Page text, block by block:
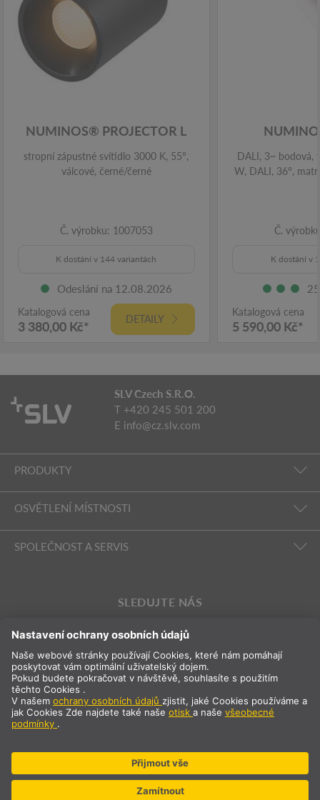
NUMINOS® PROJECTOR L
stropní zápustné svítidlo 3000 K, 55°,
válcové, černé/černé
Č. výrobku: 1007053
K dostání v 144 variantách
Odeslání na 12.08.2026
Katalogová cena
3 380,00 Kč* DETAILY
DALI, 3~ bodová,
W, DALI, 36°,
Č.
K dostání v
Katalogová cena
5 590,00 Kč*
SLV Czech S.R.O.
T +420 245 501 200
E info@cz.slv.com
PRODUKTY
OSVĚTLENÍ MÍSTNOSTI
SPOLEČNOST A SERVIS
SLEDUJTE NÁS
Mezinárodní
CS
Česká republika
* plus 21 % DPH a poštovné Cena pouze pro firemní/registrované
zákazníky.